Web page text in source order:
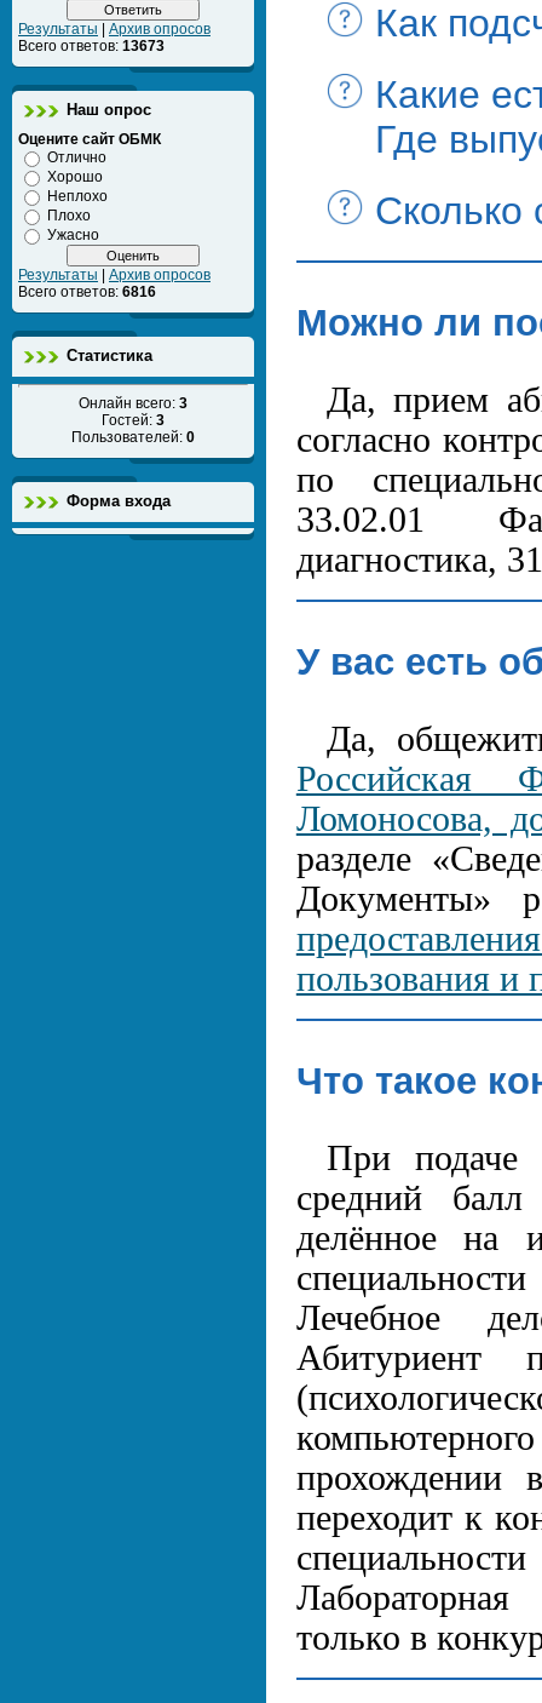
Результаты
Архив опросов
Всего ответов: 13673
Наш опрос
Оцените сайт ОБМК
Отлично
Хорошо
Неплохо
Плохо
Ужасно
Результаты
Архив опросов
Всего ответов: 6816
Статистика
Онлайн всего: 3
Гостей: 3
Пользователей: 0
Форма входа
Как
Какие
Где
Сколько
Можно ли
Да, прием
согласно
по
33.02.01
диагностика,
У вас есть
Да,
Российская
Ломоносова,
разделе
Документы»
пользования и
Что такое
При подаче
средний
делённое на
Лечебное
Абитуриент
прохождении
переходит к
только в